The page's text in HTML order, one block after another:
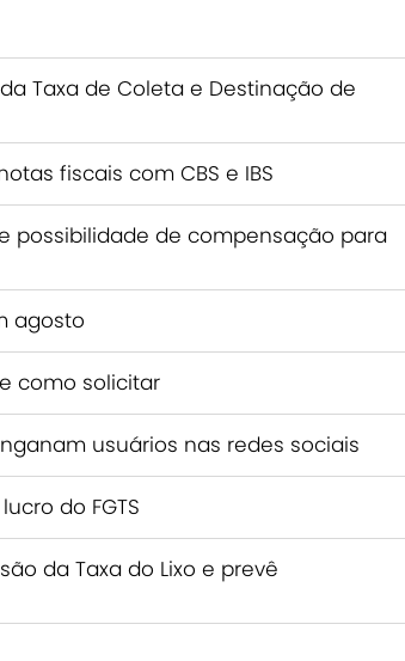
Taxa de Coleta e Destinação de
fiscais com CBS e IBS
possibilidade de compensação para
agosto
como solicitar
usuários nas redes sociais
do FGTS
da Taxa do Lixo e prevê